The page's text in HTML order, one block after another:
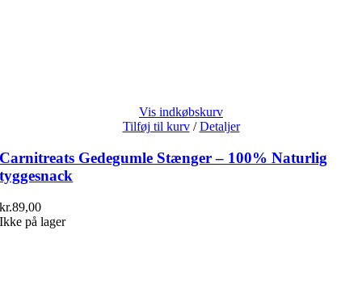
Vis indkøbskurv
Tilføj til kurv / Detaljer
Carnitreats Gedegumle Stænger – 100% Naturlig
tyggesnack
kr.89,00
Ikke på lager